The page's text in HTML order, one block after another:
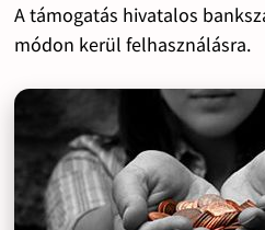
A támogatás hivatalos
módon kerül felhasználásra.